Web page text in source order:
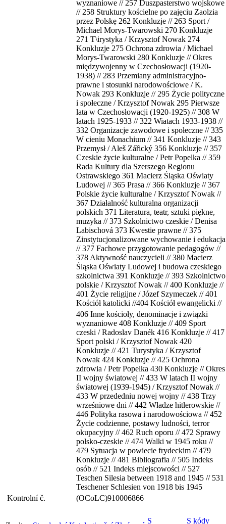
wyznaniowe // 257 Duszpasterstwo wojskowe
// 258 Struktury kościelne po zajęciu Zaolzia
przez Polskę 262 Konkluzje // 263 Sport /
Michael Morys-Twarowski 270 Konkluzje
271 T\irystyka / Krzysztof Nowak 274
Konkluzje 275 Ochrona zdrowia / Michael
Morys-Twarowski 280 Konkluzje // Okres
międzywojenny w Czechosłowacji (1920-
1938) // 283 Przemiany administracyjno-
prawne i stosunki narodowościowe / K.
Nowak 293 Konkluzje // 295 Życie polityczne
i społeczne / Krzysztof Nowak 295 Pierwsze
lata w Czechosłowacji (1920-1925) // 308 W
latach 1925-1933 // 322 Wiatach 1933-1938 //
332 Organizacje zawodowe i społeczne // 335
W cieniu Monachium // 341 Konkluzje // 343
Przemysł / Aleš Zářický 356 Konkluzje // 357
Czeskie życie kulturalne / Petr Popelka // 359
Rada Kultury dla Szerszego Regionu
Ostrawskiego 361 Macierz Śląska Oświaty
Ludowej // 365 Prasa // 366 Konkluzje // 367
Polskie życie kulturalne / Krzysztof Nowak //
367 Działalność kulturalna organizacji
polskich 371 Literatura, teatr, sztuki piękne,
muzyka // 373 Szkolnictwo czeskie / Denisa
Labischová 373 Kwestie prawne // 375
Zinstytucjonalizowane wychowanie i edukacja
// 377 Fachowe przygotowanie pedagogów //
378 Aktywność nauczycieli // 380 Macierz
Śląska Oświaty Ludowej i budowa czeskiego
szkolnictwa 391 Konkluzje // 393 Szkolnictwo
polskie / Krzysztof Nowak // 400 Konkluzje //
401 Życie religijne / Józef Szymeczek // 401
Kościół katolicki //404 Kościół ewangelicki //
406 Inne kościoły, denominacje i związki
wyznaniowe 408 Konkluzje // 409 Sport
czeski / Radoslav Danék 416 Konkluzje // 417
Sport polski / Krzysztof Nowak 420
Konkluzje // 421 Turystyka / Krzysztof
Nowak 424 Konkluzje // 425 Ochrona
zdrowia / Petr Popelka 430 Konkluzje // Okres
II wojny światowej // 433 W latach II wojny
światowej (1939-1945) / Krzysztof Nowak //
433 W przededniu nowej wojny // 438 Trzy
wrześniowe dni // 442 Władze hitlerowskie //
446 Polityka rasowa i narodowościowa // 452
Życie codzienne, postawy ludności, terror
okupacyjny // 462 Ruch oporu // 472 Sprawy
polsko-czeskie // 474 Walki w 1945 roku //
479 Sytuacja w powiecie frydeckim // 479
Konkluzje // 481 Bibliografia // 505 Indeks
osób // 521 Indeks miejscowości // 527
Teschen Silesia between 1918 and 1945 // 531
Teschener Schlesien von 1918 bis 1945
Kontrolní č.
(OCoLC)910006866
S S kódy